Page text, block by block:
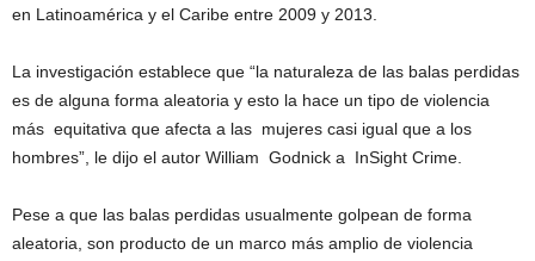
en Latinoamérica y el Caribe entre 2009 y 2013.
La investigación establece que “la naturaleza de las balas perdidas
es de alguna forma aleatoria y esto la hace un tipo de violencia
más equitativa que afecta a las mujeres casi igual que a los
hombres”, le dijo el autor William Godnick a InSight Crime.
Pese a que las balas perdidas usualmente golpean de forma
aleatoria, son producto de un marco más amplio de violencia